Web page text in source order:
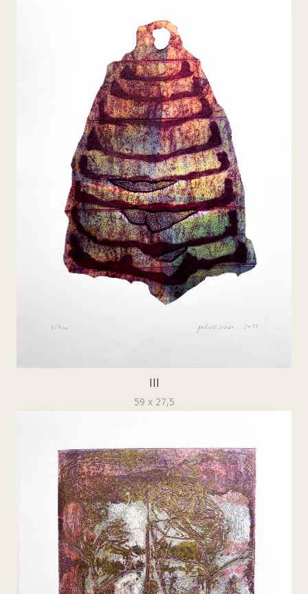
III
59 x 27,5